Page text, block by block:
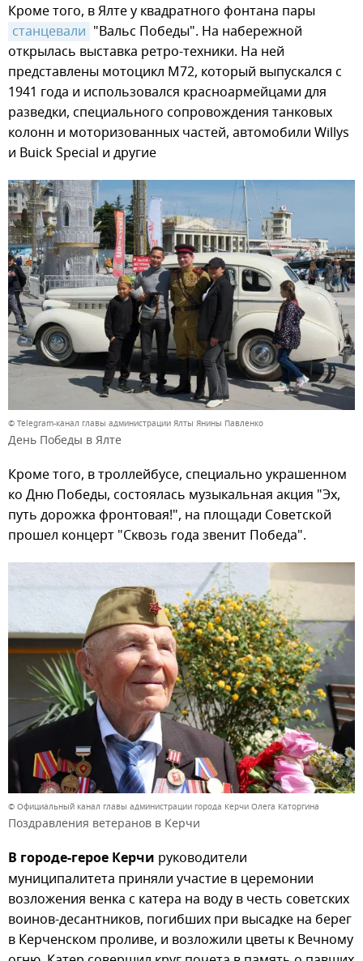
Кроме того, в Ялте у квадратного фонтана пары
станцевали "Вальс Победы". На набережной
открылась выставка ретро-техники. На ней
представлены мотоцикл М72, который выпускался с
1941 года и использовался красноармейцами для
разведки, специального сопровождения танковых
колонн и моторизованных частей, автомобили Willys
и Buick Special и другие
© Telegram-канал главы администрации Ялты Янины Павленко
День Победы в Ялте
Кроме того, в троллейбусе, специально украшенном
ко Дню Победы, состоялась музыкальная акция "Эх,
путь дорожка фронтовая!", на площади Советской
прошел концерт "Сквозь года звенит Победа".
© Официальный канал главы администрации города Керчи Олега Каторгина
Поздравления ветеранов в Керчи
В городе-герое Керчи руководители
муниципалитета приняли участие в церемонии
возложения венка с катера на воду в честь советских
воинов-десантников, погибших при высадке на берег
в Керченском проливе, и возложили цветы к Вечному